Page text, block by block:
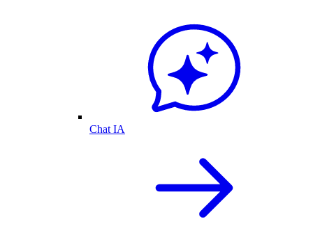
Chat IA